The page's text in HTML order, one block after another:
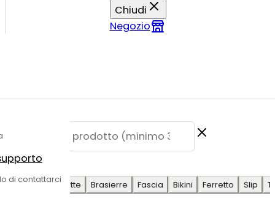
di contattarci
Chiudi
Negozio
SUGGERITE
Antilope
Coulotte Brasierre Fascia Bikini Ferretto Slip